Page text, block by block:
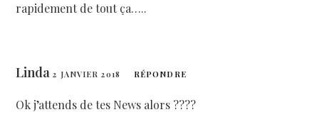
rapidement de tout ça…..
Linda2 JANVIER 2018 RÉPONDRE
Ok j’attends de tes News alors ????